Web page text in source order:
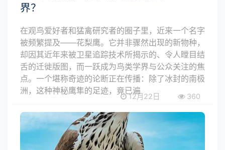
界？
在观鸟爱好者和猛禽研究者的圈子里，近来一个名字
被频繁提及——花梨鹰。它并非骤然出现的新物种，
却因其近年来被卫星追踪技术所揭示的、令人瞠目结
舌的迁徙版图，而一跃成为鸟类学界与公众关注的焦
点。一个堪称奇迹的论断正在传播：除了冰封的南极
洲，这种神秘鹰隼的足迹，竟已遍
12月22日 360